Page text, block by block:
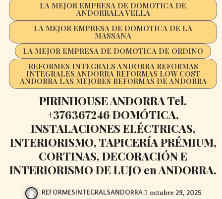
LA MEJOR EMPRESA DE DOMOTICA DE
ANDORRALA VELLA
LA MEJOR EMPRESA DE DOMOTICA DE LA
MASSANA
LA MEJOR EMPRESA DE DOMOTICA DE ORDINO
REFORMES INTEGRALS ANDORRA REFORMAS
INTEGRALES ANDORRA REFORMAS LOW COST
ANDORRA LAS MEJORES REFORMAS DE ANDORRA
PIRINHOUSE ANDORRA Tel.
+376367246 DOMÓTICA,
INSTALACIONES ELÉCTRICAS,
INTERIORISMO, TAPICERÍA PRÉMIUM,
CORTINAS, DECORACIÓN E
INTERIORISMO DE LUJO en ANDORRA.
REFORMESINTEGRALSANDORRA
octubre 29, 2025